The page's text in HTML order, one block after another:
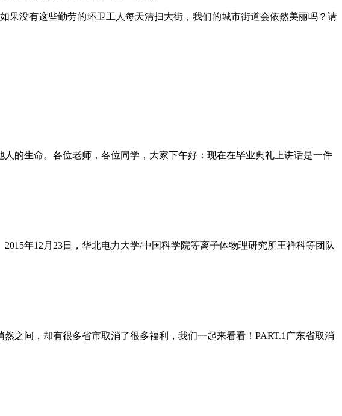
果没有这些勤劳的环卫工人每天清扫大街，我们的城市街道会依然美丽吗？请
的生命。各位老师，各位同学，大家下午好：现在在毕业典礼上讲话是一件
年12月23日，华北电力大学/中国科学院等离子体物理研究所王祥科等团队
之间，却有很多省市取消了很多福利，我们一起来看看！PART.1广东省取消